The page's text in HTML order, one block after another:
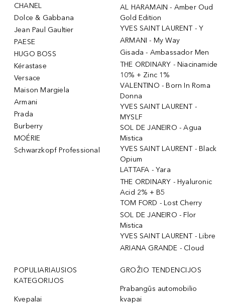
CHANEL
Dolce & Gabbana
Jean Paul Gaultier
PAESE
HUGO BOSS
Kérastase
Versace
Maison Margiela
Armani
Prada
Burberry
MOÉRIE
Schwarzkopf Professional
AL HARAMAIN - Amber Oud
Gold Edition
YVES SAINT LAURENT - Y
ARMANI - My Way
Gisada - Ambassador Men
THE ORDINARY - Niacinamide
10% + Zinc 1%
VALENTINO - Born In Roma
Donna
YVES SAINT LAURENT -
MYSLF
SOL DE JANEIRO - Agua
Mistica
YVES SAINT LAURENT - Black
Opium
LATTAFA - Yara
THE ORDINARY - Hyaluronic
Acid 2% + B5
TOM FORD - Lost Cherry
SOL DE JANEIRO - Flor
Mistica
YVES SAINT LAURENT - Libre
ARIANA GRANDE - Cloud
POPULIARIAUSIOS
KATEGORIJOS
Kvepalai
GROŽIO TENDENCIJOS
Prabangūs automobilio
kvapai